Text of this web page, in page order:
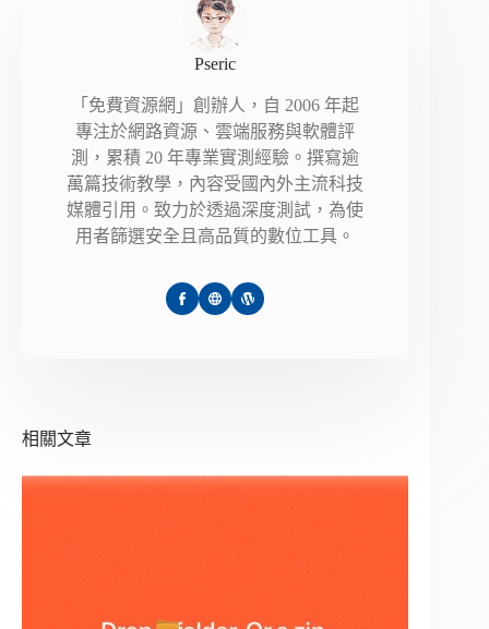
Pseric
「免費資源網」創辦人，自 2006 年起
專注於網路資源、雲端服務與軟體評
測，累積 20 年專業實測經驗。撰寫逾
萬篇技術教學，內容受國內外主流科技
媒體引用。致力於透過深度測試，為使
用者篩選安全且高品質的數位工具。
相關文章